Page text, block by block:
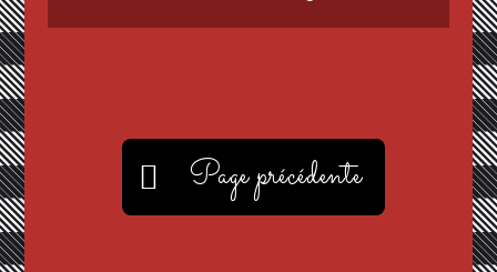
Page précédente